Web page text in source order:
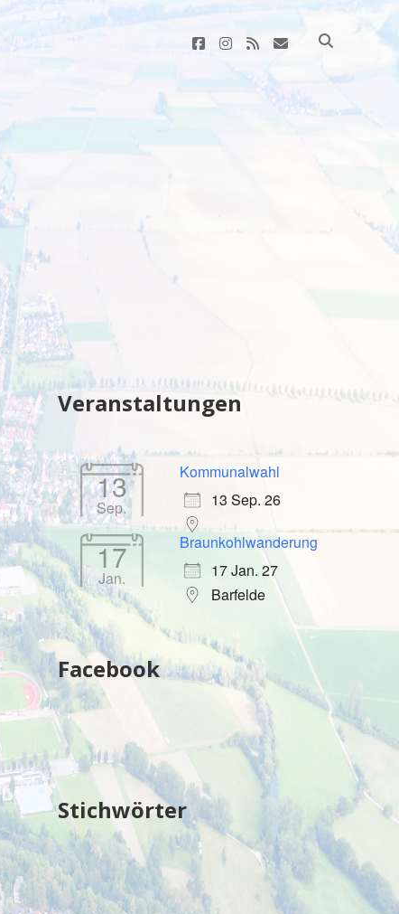
facebookinstagram
rss E-
Sidebar
Veranstaltungen
13
Sep.
Kommunalwahl
13 Sep. 26
17
Jan.
Braunkohlwanderung
17 Jan. 27
Barfelde
Facebook
Stichwörter